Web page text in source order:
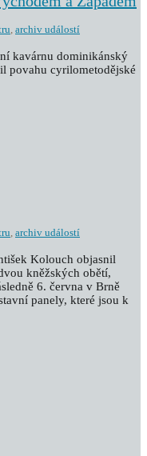
, archiv událostí
kavárnu dominikánský
povahu cyrilometodějské
, archiv událostí
Kolouch objasnil
kněžských obětí,
6. června v Brně
panely, které jsou k